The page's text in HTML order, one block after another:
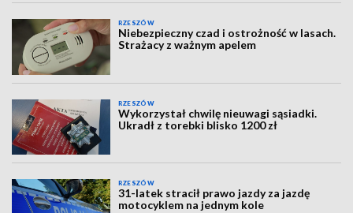
RZESZÓW
Niebezpieczny czad i ostrożność w lasach.
Strażacy z ważnym apelem
RZESZÓW
Wykorzystał chwilę nieuwagi sąsiadki.
Ukradł z torebki blisko 1200 zł
RZESZÓW
31-latek stracił prawo jazdy za jazdę
motocyklem na jednym kole